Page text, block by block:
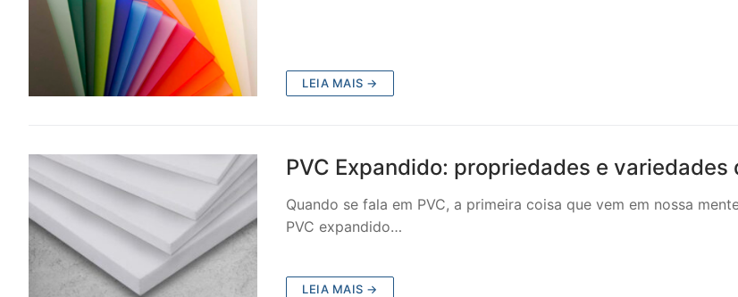
LEIA MAIS →
PVC Expandido: propriedades e variedades
Quando se fala em PVC, a primeira coisa que vem em nossa
PVC expandido…
LEIA MAIS →